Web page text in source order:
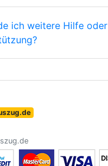
ich weitere Hilfe oder